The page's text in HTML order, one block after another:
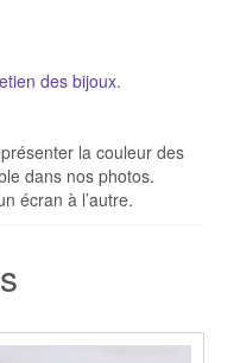
des bijoux.
la couleur des
dans nos photos.
écran à l’autre.